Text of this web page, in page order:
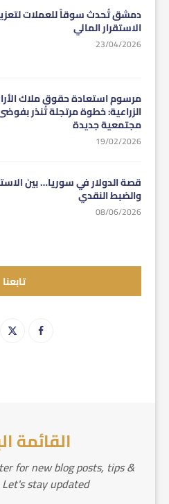
دمشق تُحدث سوقاً للعملات
الاستقرار المالي
23/04/2026
مرسوم استعادة حقوق ملاك
الزراعية: خطوة مرتجلة تُنذر
مجتمعية جديدة
19/02/2026
قصة الدولار في سوريا… بين
والضبط النقدي
08/06/2026
تابعنا
القائمة
for new blog posts, tips &
stay updated!